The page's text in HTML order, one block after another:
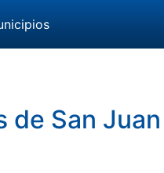
de San